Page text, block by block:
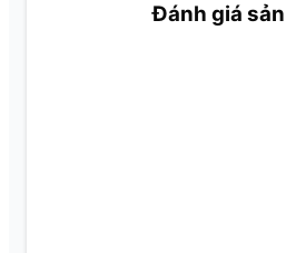
Đánh giá